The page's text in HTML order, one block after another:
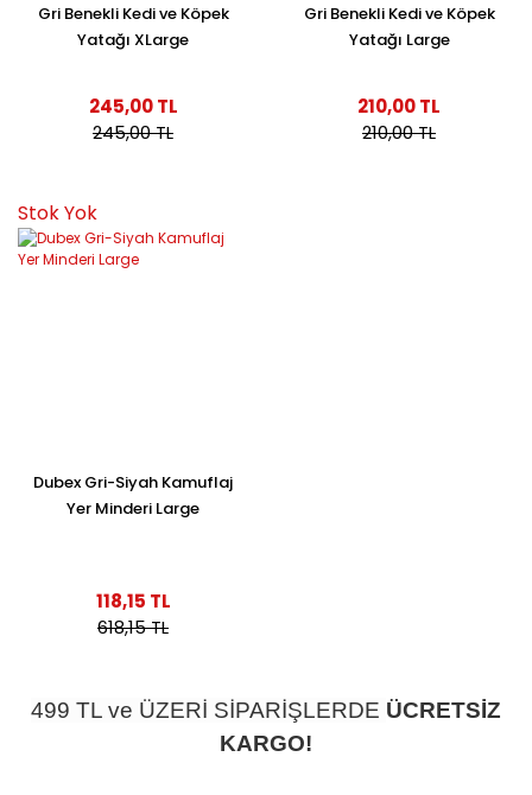
Gri Benekli Kedi ve Köpek
Yatağı XLarge
245,00 TL
245,00 TL
Gri Benekli Kedi ve Köpek
Yatağı Large
210,00 TL
210,00 TL
Stok Yok
Dubex Gri-Siyah Kamuflaj
Yer Minderi Large
118,15 TL
618,15 TL
499 TL ve ÜZERİ SİPARİŞLERDE ÜCRETSİZ
KARGO!